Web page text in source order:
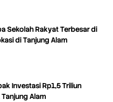
Sekolah Rakyat Terbesar di
di Tanjung Alam
Investasi Rp1,5 Triliun
Alam